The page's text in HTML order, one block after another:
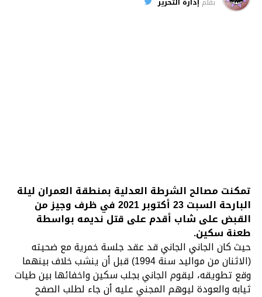
تمكنت مصالح الشرطة العدلية بمنطقة العمران ليلة
البارحة السبت 23 أكتوبر 2021 في ظرف وجيز من
القبض على شاب أقدم على قتل نديمه بواسطة
طعنة سكين.
حيث كان الجاني الجاني قد عقد جلسة خمرية مع ضحيته
(الاثنان من مواليد سنة 1994) قبل أن ينشب خلاف بينهما
وقع تطويقه، ليقوم الجاني بجلب سكين واخفائها بين طيات
ثيابه والعودة ليوهم المجني عليه أن جاء لطلب الصفح